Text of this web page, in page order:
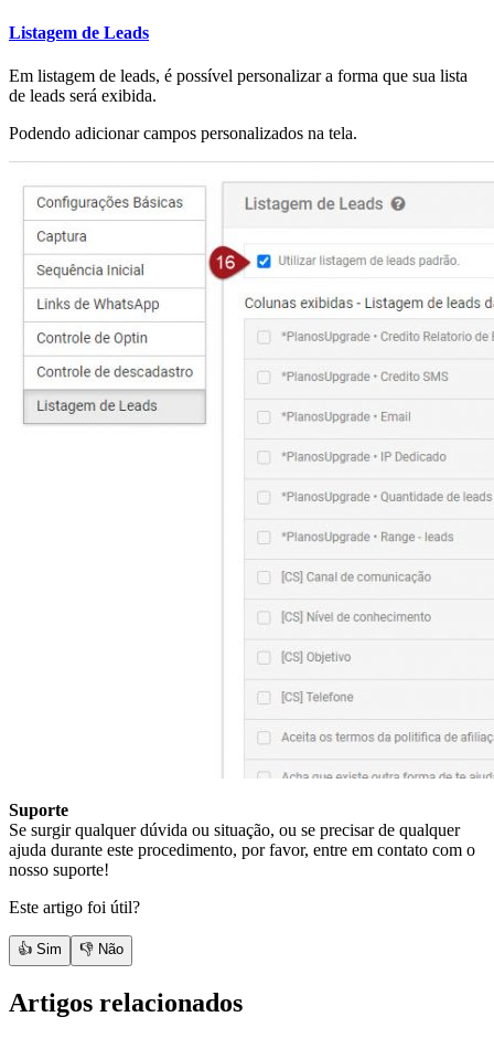
Listagem de Leads
Em listagem de leads, é possível personalizar a forma que sua lista
de leads será exibida.
Podendo adicionar campos personalizados na tela.
Suporte
Se surgir qualquer dúvida ou situação, ou se precisar de qualquer
ajuda durante este procedimento, por favor, entre em contato com o
nosso suporte!
Este artigo foi útil?
👍 Sim 👎 Não
Artigos relacionados